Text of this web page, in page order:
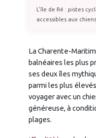
L’île de Ré : pistes
accessibles aux
La Charente-
balnéaires les plus
ses deux îles
parmi les plus
voyager avec un
généreuse, à
plages.